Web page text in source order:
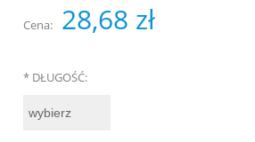
Cena: 28,68 zł
* DŁUGOŚĆ: